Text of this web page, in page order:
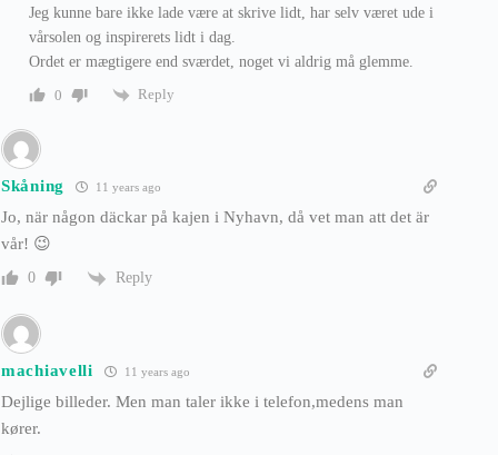
Jeg kunne bare ikke lade være at skrive lidt, har selv været ude i
vårsolen og inspirerets lidt i dag.
Ordet er mægtigere end sværdet, noget vi aldrig må glemme.
0
Reply
Skåning 11 years ago
Jo, när någon däckar på kajen i Nyhavn, då vet man att det är
vår! 😉
0 Reply
machiavelli 11 years ago
Dejlige billeder. Men man taler ikke i telefon,medens man
kører.